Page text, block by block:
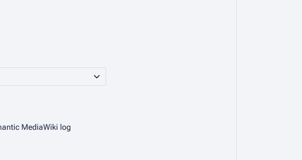
MediaWiki log